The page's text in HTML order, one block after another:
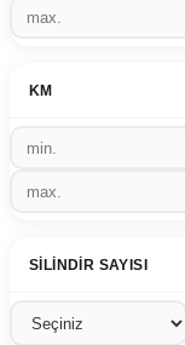
KM
SILINDIR SAYISI